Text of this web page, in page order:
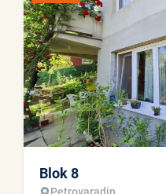
Blok 8